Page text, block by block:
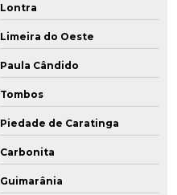
Lontra
Limeira do Oeste
Paula Cândido
Tombos
Piedade de Caratinga
Carbonita
Guimarânia